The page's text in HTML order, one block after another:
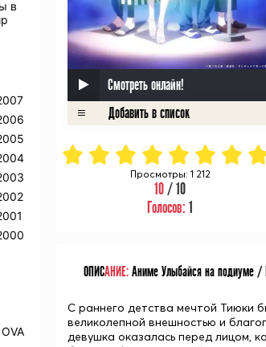
Смотреть онлайн!
Просмотры: 1 212
10 / 10
Голосов:1
ОПИСАНИЕ:Аниме Улыбайся на подиуме /
С раннего детства мечтой Тиюки
великолепной внешностью и
девушка оказалась перед лицом,
в